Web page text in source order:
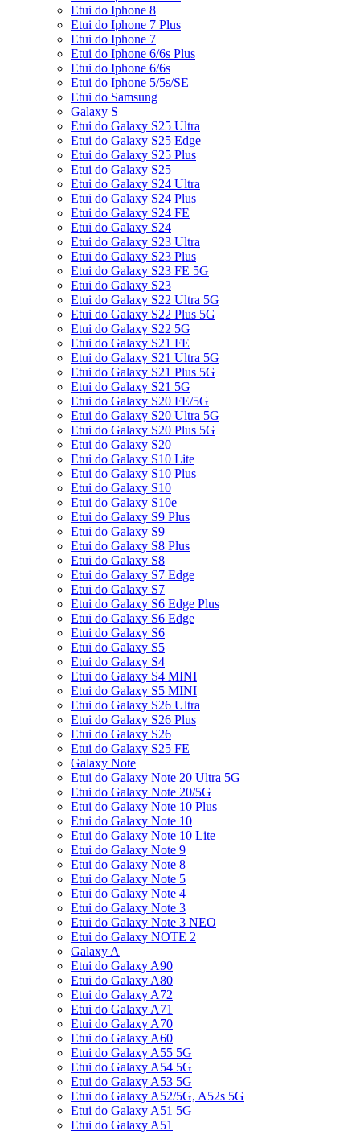
Etui do Iphone 8
Etui do Iphone 7 Plus
Etui do Iphone 7
Etui do Iphone 6/6s Plus
Etui do Iphone 6/6s
Etui do Iphone 5/5s/SE
Etui do Samsung
Galaxy S
Etui do Galaxy S25 Ultra
Etui do Galaxy S25 Edge
Etui do Galaxy S25 Plus
Etui do Galaxy S25
Etui do Galaxy S24 Ultra
Etui do Galaxy S24 Plus
Etui do Galaxy S24 FE
Etui do Galaxy S24
Etui do Galaxy S23 Ultra
Etui do Galaxy S23 Plus
Etui do Galaxy S23 FE 5G
Etui do Galaxy S23
Etui do Galaxy S22 Ultra 5G
Etui do Galaxy S22 Plus 5G
Etui do Galaxy S22 5G
Etui do Galaxy S21 FE
Etui do Galaxy S21 Ultra 5G
Etui do Galaxy S21 Plus 5G
Etui do Galaxy S21 5G
Etui do Galaxy S20 FE/5G
Etui do Galaxy S20 Ultra 5G
Etui do Galaxy S20 Plus 5G
Etui do Galaxy S20
Etui do Galaxy S10 Lite
Etui do Galaxy S10 Plus
Etui do Galaxy S10
Etui do Galaxy S10e
Etui do Galaxy S9 Plus
Etui do Galaxy S9
Etui do Galaxy S8 Plus
Etui do Galaxy S8
Etui do Galaxy S7 Edge
Etui do Galaxy S7
Etui do Galaxy S6 Edge Plus
Etui do Galaxy S6 Edge
Etui do Galaxy S6
Etui do Galaxy S5
Etui do Galaxy S4
Etui do Galaxy S4 MINI
Etui do Galaxy S5 MINI
Etui do Galaxy S26 Ultra
Etui do Galaxy S26 Plus
Etui do Galaxy S26
Etui do Galaxy S25 FE
Galaxy Note
Etui do Galaxy Note 20 Ultra 5G
Etui do Galaxy Note 20/5G
Etui do Galaxy Note 10 Plus
Etui do Galaxy Note 10
Etui do Galaxy Note 10 Lite
Etui do Galaxy Note 9
Etui do Galaxy Note 8
Etui do Galaxy Note 5
Etui do Galaxy Note 4
Etui do Galaxy Note 3
Etui do Galaxy Note 3 NEO
Etui do Galaxy NOTE 2
Galaxy A
Etui do Galaxy A90
Etui do Galaxy A80
Etui do Galaxy A72
Etui do Galaxy A71
Etui do Galaxy A70
Etui do Galaxy A60
Etui do Galaxy A55 5G
Etui do Galaxy A54 5G
Etui do Galaxy A53 5G
Etui do Galaxy A52/5G, A52s 5G
Etui do Galaxy A51 5G
Etui do Galaxy A51